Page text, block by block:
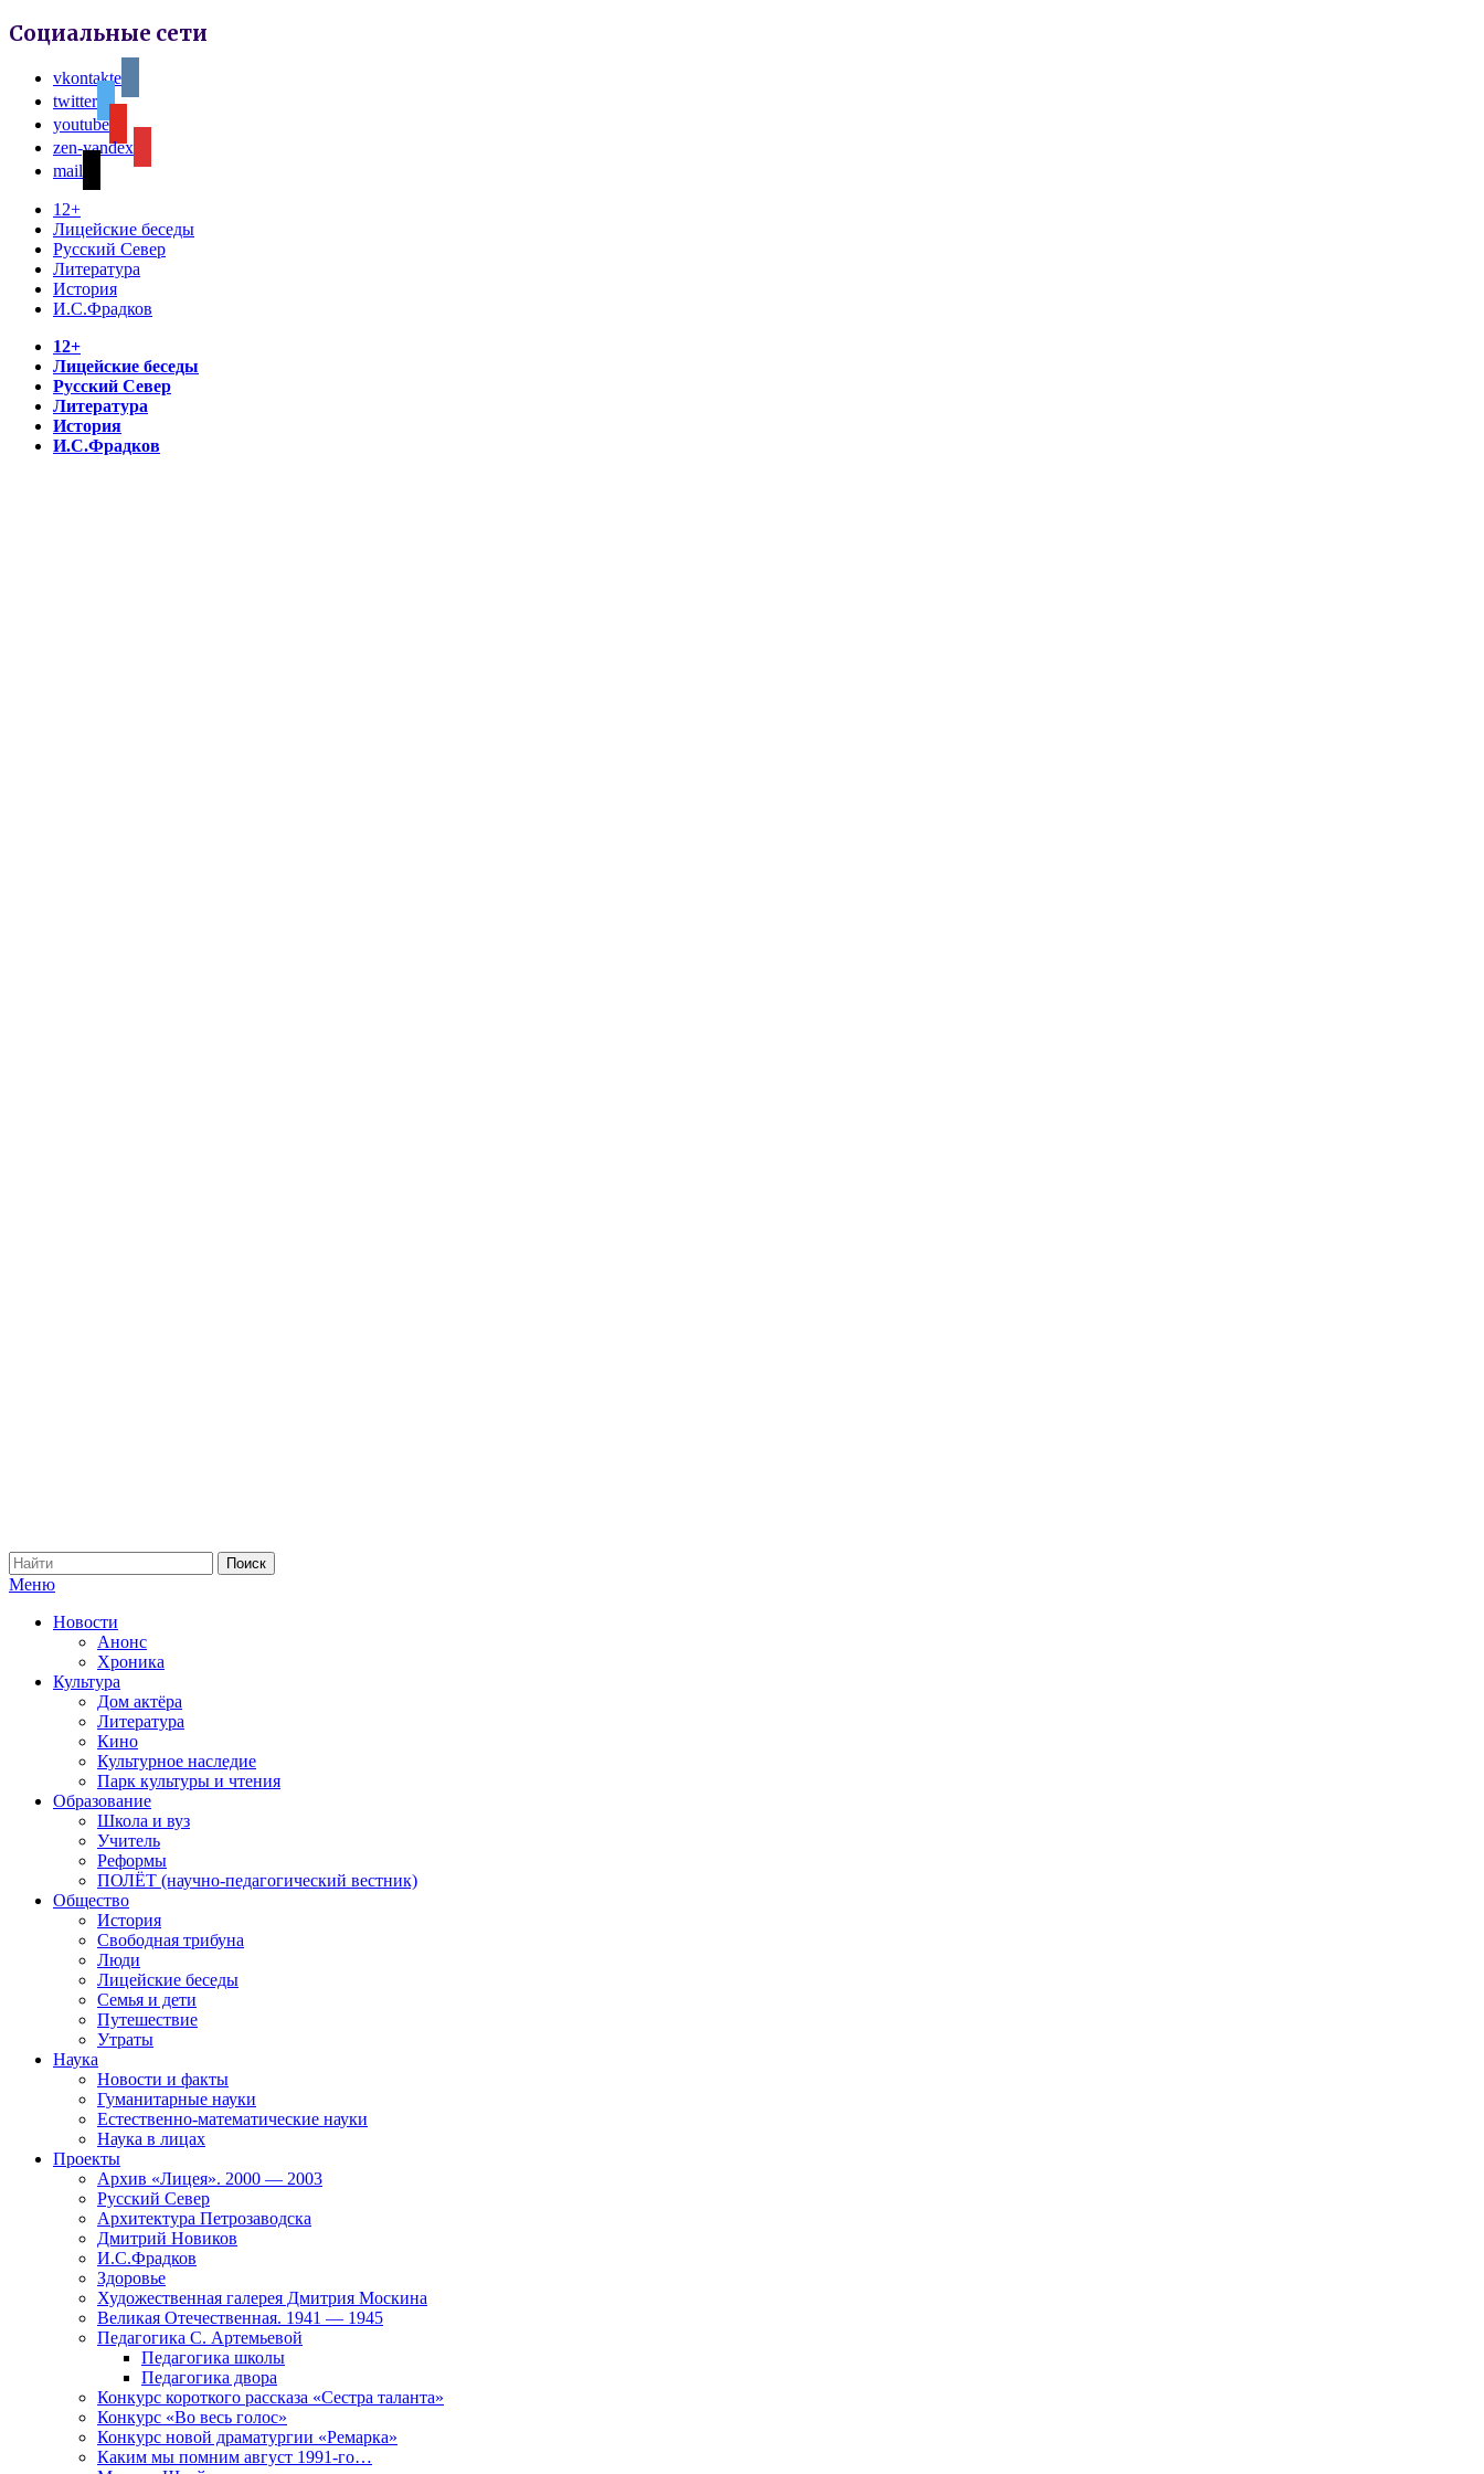
Социальные сети
vkontakte
twitter
youtube
zen-yandex
mail
12+
Лицейские беседы
Русский Север
Литература
История
И.С.Фрадков
12+
Лицейские беседы
Русский Север
Литература
История
И.С.Фрадков
Меню
Новости
Анонс
Хроника
Культура
Дом актёра
Литература
Кино
Культурное наследие
Парк культуры и чтения
Образование
Школа и вуз
Учитель
Реформы
ПОЛЁТ (научно-педагогический вестник)
Общество
История
Свободная трибуна
Люди
Лицейские беседы
Семья и дети
Путешествие
Утраты
Наука
Новости и факты
Гуманитарные науки
Естественно-математические науки
Наука в лицах
Проекты
Архив «Лицея». 2000 — 2003
Русский Север
Архитектура Петрозаводска
Дмитрий Новиков
И.С.Фрадков
Здоровье
Художественная галерея Дмитрия Москина
Великая Отечественная. 1941 — 1945
Педагогика С. Артемьевой
Педагогика школы
Педагогика двора
Конкурс короткого рассказа «Сестра таланта»
Конкурс «Во весь голос»
Конкурс новой драматургии «Ремарка»
Каким мы помним август 1991-го…